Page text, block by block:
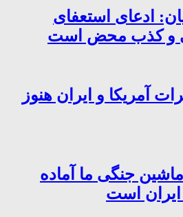
ادعای استعفای
و کذب محض است
آمریکا و ایران هنوز
جنگی ما آماده
است